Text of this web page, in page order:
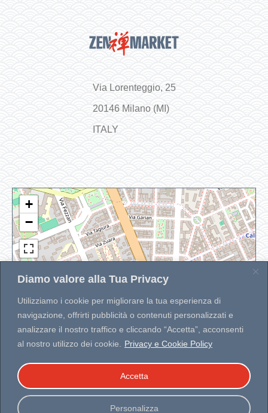
Diamo valore alla Tua Privacy
Utilizziamo i cookie per migliorare la tua esperienza di
navigazione, offrirti pubblicità o contenuti personalizzati e
analizzare il nostro traffico e cliccando “Accetta”, acconsenti
al nostro utilizzo dei cookie.
Privacy e Cookie Policy
Personalizza
Accetta
Via Lorenteggio, 25
20146 Milano (MI)
ITALY
+
−